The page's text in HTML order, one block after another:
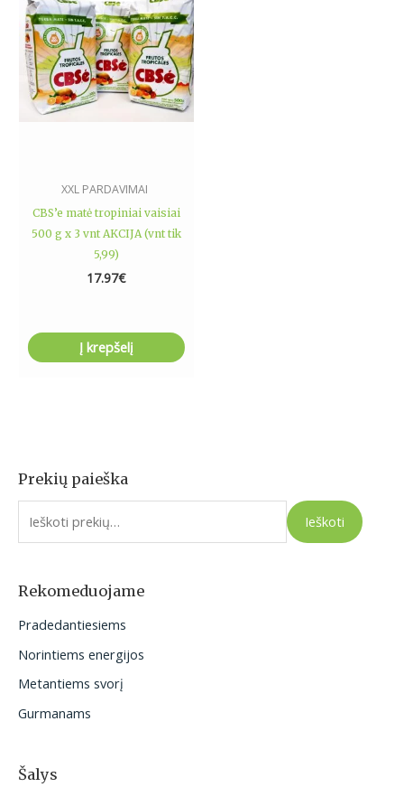
Prekių paieška
I
e
o
:
Ieškoti
Rekomeduojame
Pradedantiesiems
Norintiems energijos
Metantiems svorį
Gurmanams
Šalys
XXL PARDAVIMAI
CBS’e matė tropiniai vaisiai
500 g x 3 vnt AKCIJA (vnt tik
5,99)
17.97€
Į krepšelį